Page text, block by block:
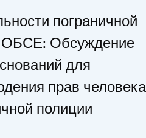
пограничной
ОБСЕ: Обсуждение
для
прав человека
полиции